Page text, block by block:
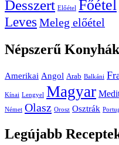
Desszert Előétel Főétel
Leves Meleg előétel
Népszerű Konyhák
Amerikai Angol Arab Balkáni
Kínai Lengyel Magyar
Német Olasz Orosz Osztrák
Legújabb